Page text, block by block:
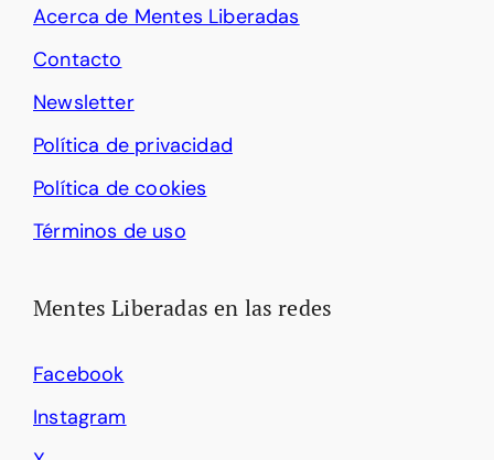
Acerca de Mentes Liberadas
Contacto
Newsletter
Política de privacidad
Política de cookies
Términos de uso
Mentes Liberadas en las redes
Facebook
Instagram